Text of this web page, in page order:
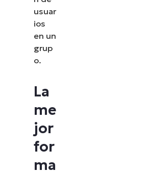
usuar
ios
en un
grup
o.
La
me
jor
for
ma